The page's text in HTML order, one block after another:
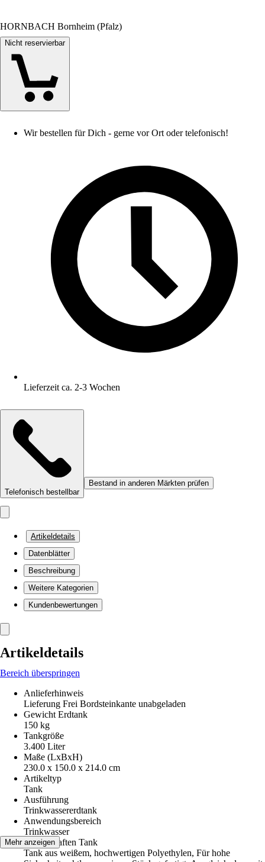
HORNBACH Bornheim (Pfalz)
Nicht reservierbar
Wir bestellen für Dich - gerne vor Ort oder telefonisch!
Lieferzeit ca. 2-3 Wochen
Telefonisch bestellbar
Bestand in anderen Märkten prüfen
Artikeldetails
Datenblätter
Beschreibung
Weitere Kategorien
Kundenbewertungen
Artikeldetails
Bereich überspringen
Anlieferhinweis
Lieferung Frei Bordsteinkante unabgeladen
Gewicht Erdtank
150 kg
Tankgröße
3.400 Liter
Maße (LxBxH)
230.0 x 150.0 x 214.0 cm
Artikeltyp
Tank
Ausführung
Trinkwassererdtank
Anwendungsbereich
Trinkwasser
Eigenschaften Tank
Tank aus weißem, hochwertigen Polyethylen, Für hohe
Mehr anzeigen